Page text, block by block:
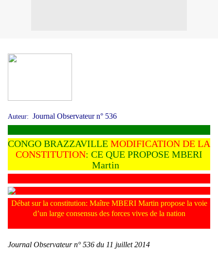
Auteur: Journal Observateur n° 536
CONGO BRAZZAVILLE MODIFICATION DE LA
CONSTITUTION: CE QUE PROPOSE MBERI
Martin
Débat sur la constitution: Maître MBERI Martin propose la voie
d’un large consensus des forces vives de la nation
Journal Observateur n° 536 du 11 juillet 2014